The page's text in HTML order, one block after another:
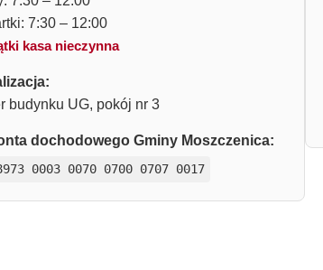
7:30 – 12:00
kasa nieczynna
budynku UG, pokój nr 3
dochodowego Gminy Moszczenica:
0003 0070 0700 0707 0017